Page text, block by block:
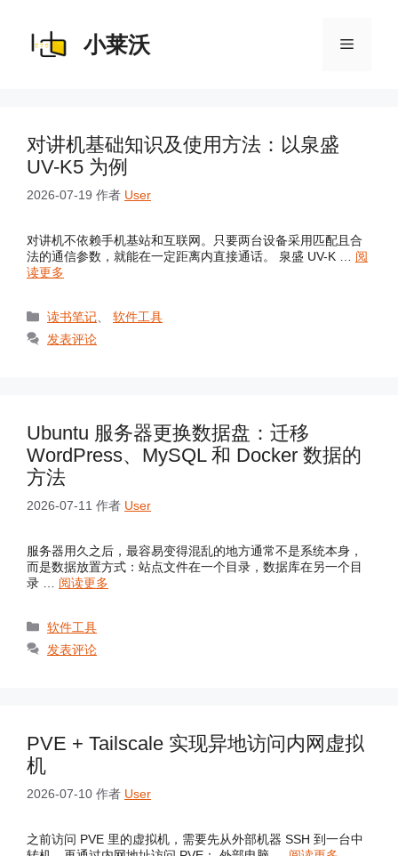
小莱沃 菜
对讲机基础知识及使用方法：以泉盛
UV-K5 为例
2026-07-19 作者 User
对讲机不依赖手机基站和互联网。只要两台设备采用匹配且合
法的通信参数，就能在一定距离内直接通话。 泉盛 UV-K … 阅
读更多
分
类
读书笔记 、软件工具
发表评论
Ubuntu 服务器更换数据盘：迁移
WordPress、MySQL 和 Docker 数据的
方法
2026-07-11 作者 User
服务器用久之后，最容易变得混乱的地方通常不是系统本身，
而是数据放置方式：站点文件在一个目录，数据库在另一个目
录 … 阅读更多
分
类
软件工具
发表评论
PVE + Tailscale 实现异地访问内网虚拟
机
2026-07-10 作者 User
之前访问 PVE 里的虚拟机，需要先从外部机器 SSH 到一台中